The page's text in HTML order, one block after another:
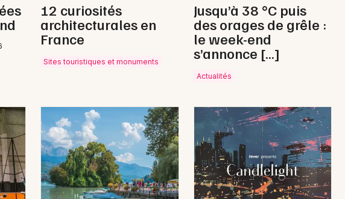
Je m'abonne
12 curiosités
architecturales en
France
Sites touristiques et monuments
Jusqu’à 38 °C puis
des orages de grêle :
le week-end
s’annonce […]
Actualités